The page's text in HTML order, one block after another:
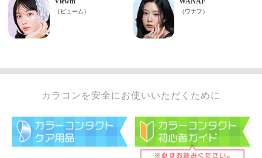
カラコンを安全にお使いいただくために